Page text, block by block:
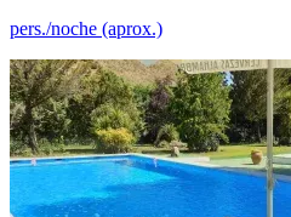
pers./noche (aprox.)